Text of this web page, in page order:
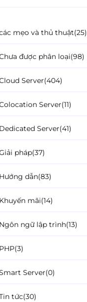
mẹo và thủ thuật(25)
được phân loại(98)
Server(404)
Server(11)
Dedicated Server(41)
pháp(37)
Hướng dẫn(83)
Khuyến mãi(14)
Ngôn ngữ lập trình(13)
PHP(3)
Server(0)
tức(30)